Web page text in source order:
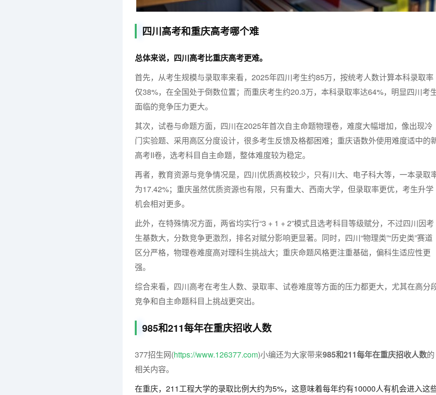
四川高考和重庆高考哪个难
总体来说，四川高考比重庆高考更难。
首先，从考生规模与录取率来看，2025年四川考生约85万，按统考人数计算本科录取率
仅38%，在全国处于倒数位置；而重庆考生约20.3万，本科录取率达64%，明显四川考
面临的竞争压力更大。
其次，试卷与命题方面，四川在2025年首次自主命题物理卷，难度大幅增加，像出现冷
门实验题、采用高区分度设计，很多考生反馈及格都困难；重庆语数外使用难度适中的
高考II卷，选考科目自主命题，整体难度较为稳定。
再者，教育资源与竞争情况是，四川优质高校较少，只有川大、电子科大等，一本录取
为17.42%；重庆虽然优质资源也有限，只有重大、西南大学，但录取率更优，考生升学
机会相对更多。
此外，在特殊情况方面，两省均实行“3 + 1 + 2”模式且选考科目等级赋分，不过四川因考
生基数大，分数竞争更激烈，排名对赋分影响更显著。同时，四川“物理类”“历史类”赛道
区分严格，物理卷难度高对理科生挑战大；重庆命题风格更注重基础，偏科生适应性更
强。
综合来看，四川高考在考生人数、录取率、试卷难度等方面的压力都更大，尤其在高分
竞争和自主命题科目上挑战更突出。
985和211每年在重庆招收人数
377招生网(https://www.126377.com)小编还为大家带来985和211每年在重庆招收人数的
相关内容。
在重庆，211工程大学的录取比例大约为5%，这意味着每年约有10000人有机会进入这